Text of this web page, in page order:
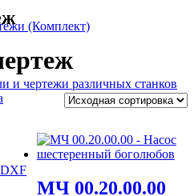
(Комплект)
и чертежи различных станков
МЧ 00.20.00.00